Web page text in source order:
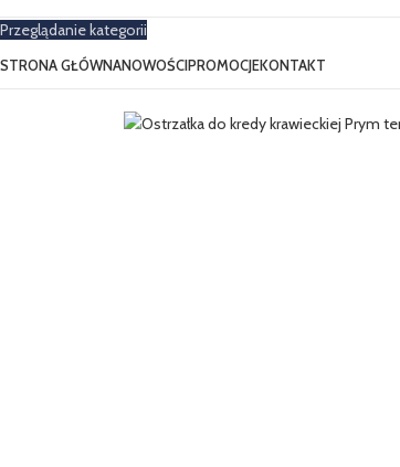
Przeglądanie kategorii
STRONA GŁÓWNANOWOŚCIPROMOCJEKONTAKT